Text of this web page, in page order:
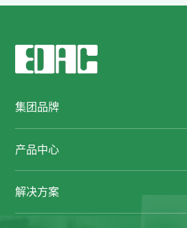
集团品牌
产品中心
解决方案